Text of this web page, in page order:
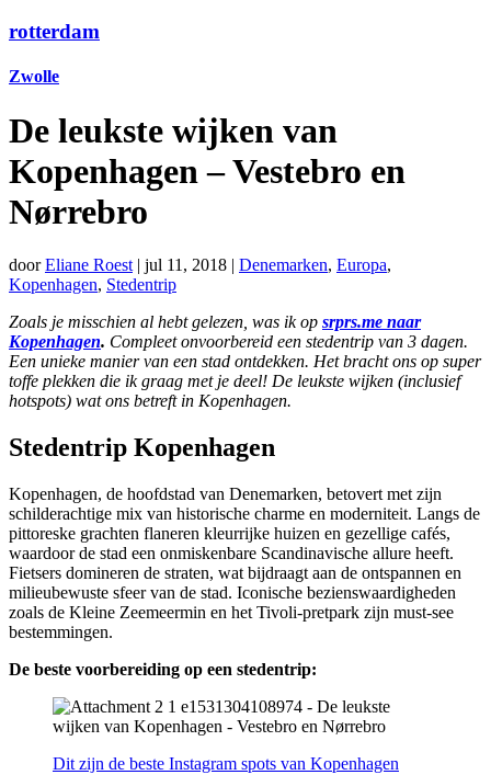
rotterdam
Zwolle
De leukste wijken van
Kopenhagen – Vestebro en
Nørrebro
doorEliane Roest | jul 11, 2018 | Denemarken, Europa,
Kopenhagen, Stedentrip
Zoals je misschien al hebt gelezen, was ik op srprs.me naar
Kopenhagen. Compleet onvoorbereid een stedentrip van 3 dagen.
Een unieke manier van een stad ontdekken. Het bracht ons op super
toffe plekken die ik graag met je deel! De leukste wijken (inclusief
hotspots) wat ons betreft in Kopenhagen.
Stedentrip Kopenhagen
Kopenhagen, de hoofdstad van Denemarken, betovert met zijn
schilderachtige mix van historische charme en moderniteit. Langs de
pittoreske grachten flaneren kleurrijke huizen en gezellige cafés,
waardoor de stad een onmiskenbare Scandinavische allure heeft.
Fietsers domineren de straten, wat bijdraagt aan de ontspannen en
milieubewuste sfeer van de stad. Iconische bezienswaardigheden
zoals de Kleine Zeemeermin en het Tivoli-pretpark zijn must-see
bestemmingen.
De beste voorbereiding op een stedentrip:
Dit zijn de beste Instagram spots van Kopenhagen